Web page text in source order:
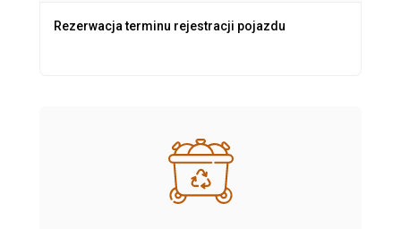
Rezerwacja terminu rejestracji pojazdu